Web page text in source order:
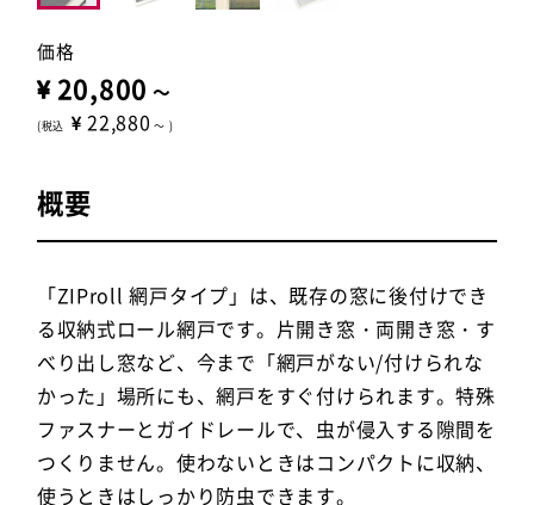
価格
20,800 ～
(税込 22,880 ～ )
概要
「ZIProll 網戸タイプ」は、既存の窓に後付けでき
る収納式ロール網戸です。片開き窓・両開き窓・す
べり出し窓など、今まで「網戸がない/付けられな
かった」場所にも、網戸をすぐ付けられます。特殊
ファスナーとガイドレールで、虫が侵入する隙間を
つくりません。使わないときはコンパクトに収納、
使うときはしっかり防虫できます。